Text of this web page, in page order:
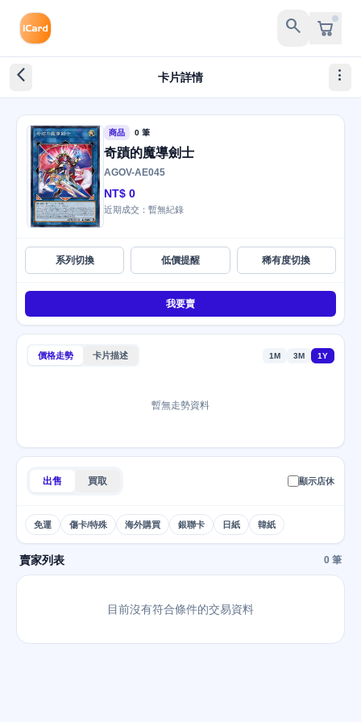
search
arrow_back_ios_new 卡片詳情 more_vert
商品 0 筆
奇蹟的魔導劍士
AGOV-AE045
NT$ 0
近期成交：暫無紀錄
系列切換 低價提醒 稀有度切換
我要賣
價格走勢 卡片描述 1M 3M 1Y
暫無走勢資料
出售 買取 顯示店休
免運 傷卡/特殊 海外購買 銀聯卡 日紙 韓紙
賣家列表 0 筆
目前沒有符合條件的交易資料